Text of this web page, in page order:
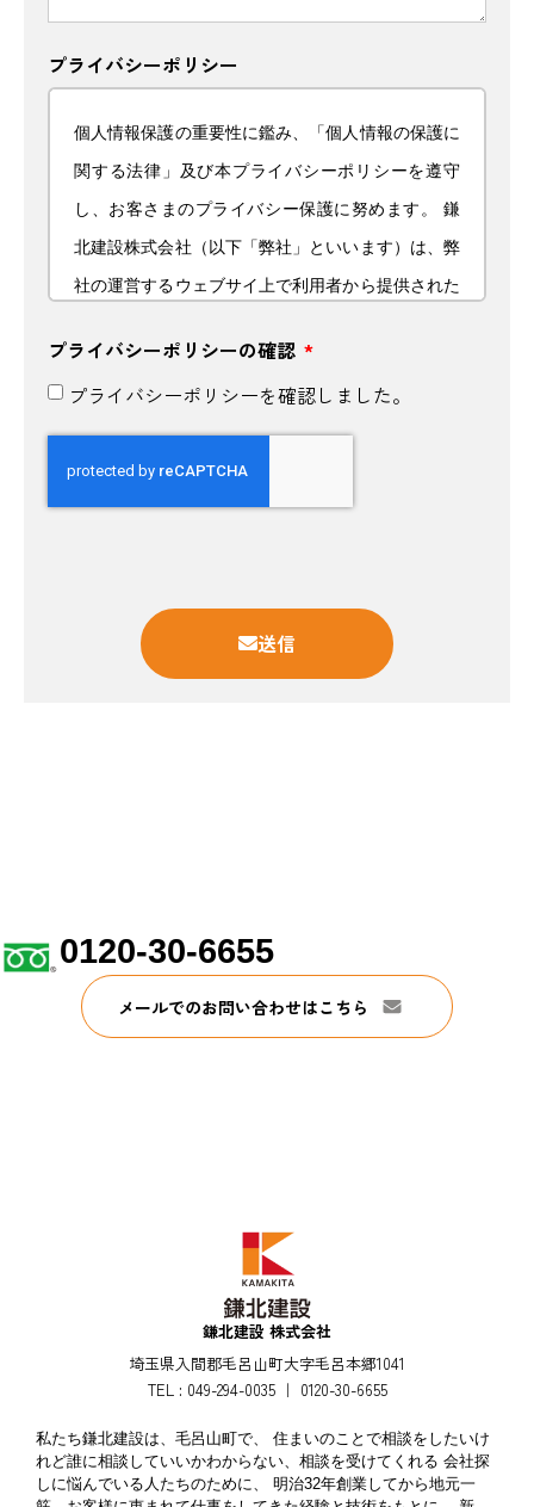
プライバシーポリシー
個人情報保護の重要性に鑑み、「個人情報の保護に
関する法律」及び本プライバシーポリシーを遵守
し、お客さまのプライバシー保護に努めます。 鎌
北建設株式会社（以下「弊社」といいます）は、弊
社の運営するウェブサイ上で利用者から提供された
ります。 ここでは、利用者の個人情報の取り扱い
について、弊社の以下の方針をご理解の上、本ウェ
ブサイトをご利用ください。 本ウェブサイトをご
利用いただくために必要な範囲で個人情報（お名
前、メールアドレス）を送信していただきます。こ
または、裁判所、警察等の公的機関から開示を求め
られた場合、ご本人の同意を得た場合を除く。）
ます。利用者がこれらの情報配信を希望されない場
合は、利用者自身でいつでも停止することができま
プライバシーポリシーの確認
プライバシーポリシーを確認しました。
送信
0120-30-6655
メールでのお問い合わせはこちら
鎌北建設 株式会社
埼玉県入間郡毛呂山町大字毛呂本郷1041
TEL : 049-294-0035 ｜ 0120-30-6655
私たち鎌北建設は、毛呂山町で、 住まいのことで相談をしたいけ
れど誰に相談していいかわからない、相談を受けてくれる 会社探
しに悩んでいる人たちのために、 明治32年創業してから地元一